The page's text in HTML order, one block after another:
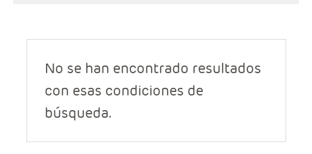
MULTIDESTINOS
HOTELES
CIRCUITOS
No se han encontrado resultados
con esas condiciones de
búsqueda.